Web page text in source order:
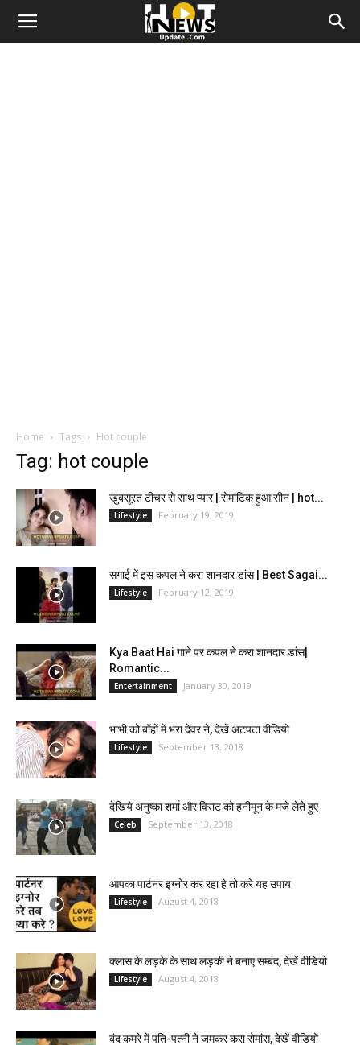
Home Tags Hot couple
Tag: hot couple
खुबसूरत टीचर से साथ प्यार | रोमांटिक हुआ सीन | hot...
Lifestyle February 19, 2019
सगाई में इस कपल ने करा शानदार डांस | Best Sagai...
Lifestyle February 12, 2019
Kya Baat Hai गाने पर कपल ने करा शानदार डांस|
Romantic...
Entertainment January 30, 2019
भाभी को बाँहों में भरा देवर ने, देखें अटपटा वीडियो
Lifestyle September 13, 2018
देखिये अनुष्का शर्मा और विराट को हनीमून के मजे लेते हुए
Celeb September 13, 2018
आपका पार्टनर इग्नोर कर रहा हे तो करे यह उपाय
Lifestyle August 4, 2018
क्लास के लड़के के साथ लड़की ने बनाए सम्बंद, देखें वीडियो
Lifestyle August 4, 2018
बंद कमरे में पति-पत्नी ने जमकर करा रोमांस, देखें वीडियो